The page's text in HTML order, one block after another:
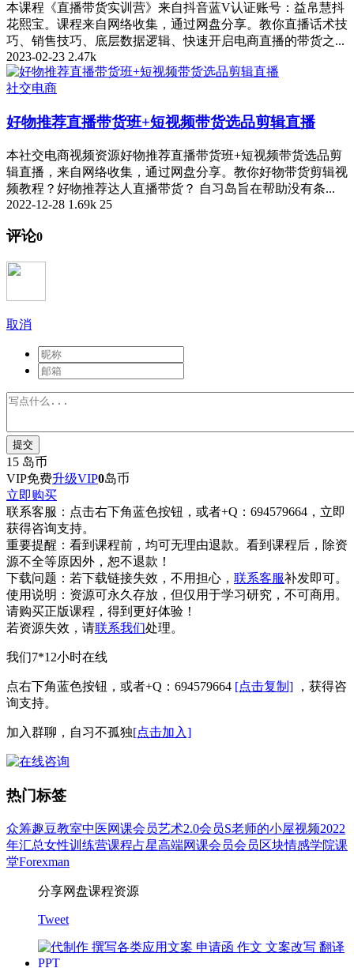
本课程《直播带货实训营》来自抖音蓝V认证账号：益帛慧抖
花熙宝。课程来自网络收集，通过网盘分享。教你直播话术技
巧、销售技巧、底层数据逻辑、快速开启电商直播的带货之...
2023-02-23 2.47k
社交电商
好物推荐直播带货班+短视频带货选品剪辑直播
本社交电商视频资源好物推荐直播带货班+短视频带货选品剪
辑直播，来自网络收集，通过网盘分享。教你好物带货剪辑视
频教程？好物推荐达人直播带货？ 自习岛旨在帮助没有条...
2022-12-28 1.69k 25
评论0
取消
提交
15 岛币
VIP免费升级VIP0岛币
立即购买
联系客服： 点击右下角蓝色按钮，或者+Q：694579664，立即
获得咨询支持。
重要提醒： 看到课程前，均可无理由退款。看到课程后，除资
源不全等原因外，恕不退款！
下载问题： 若下载链接失效，不用担心， 联系客服补发即可。
使用说明： 资源可永久存放，但仅用于学习研究，不可商用。
请购买正版课程，得到更好体验！
若资源失效，请联系我们处理。
我们7*12小时在线
点右下角蓝色按钮，或者+Q：694579664 [点击复制] ，获得咨
询支持。
加入群聊，自习不孤独[点击加入]
热门标签
众筹趣豆教室中医网课会员艺术2.0会员S老师的小屋视频2022
年汇总女性训练营课程占星高端网课会员会员区块情感学院课
堂Forexman
分享网盘课程资源
Tweet